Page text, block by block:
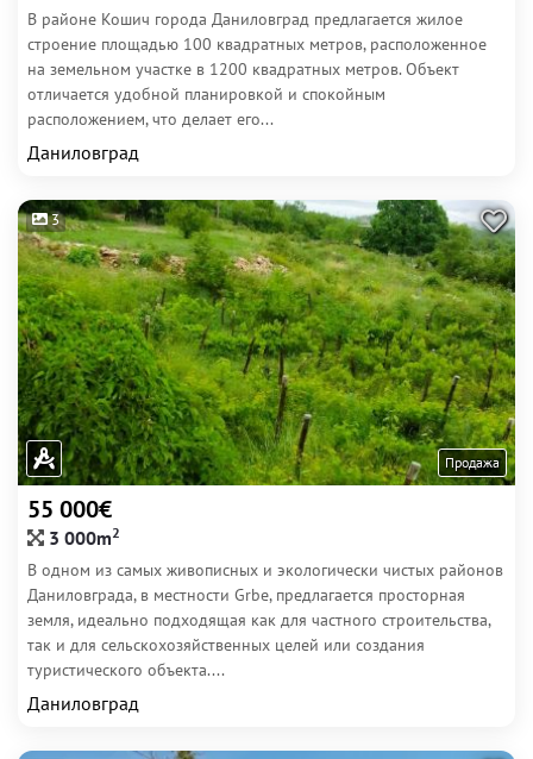
В районе Кошич города Даниловград предлагается жилое
строение площадью 100 квадратных метров, расположенное
на земельном участке в 1200 квадратных метров. Объект
отличается удобной планировкой и спокойным
расположением, что делает его...
Даниловград
3
Продажа
55 000€
3 000m2
В одном из самых живописных и экологически чистых районов
Даниловграда, в местности Grbe, предлагается просторная
земля, идеально подходящая как для частного строительства,
так и для сельскохозяйственных целей или создания
туристического объекта....
Даниловград